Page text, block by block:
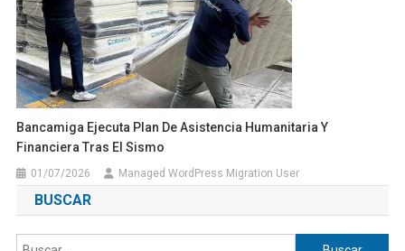
Bancamiga Ejecuta Plan De Asistencia Humanitaria Y
Financiera Tras El Sismo
01/07/2026 Managed WordPress Migration User
BUSCAR
Buscar: